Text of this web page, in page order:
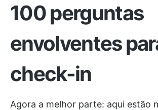
100 perguntas
envolventes
check-in
Agora a melhor parte: aqui estão